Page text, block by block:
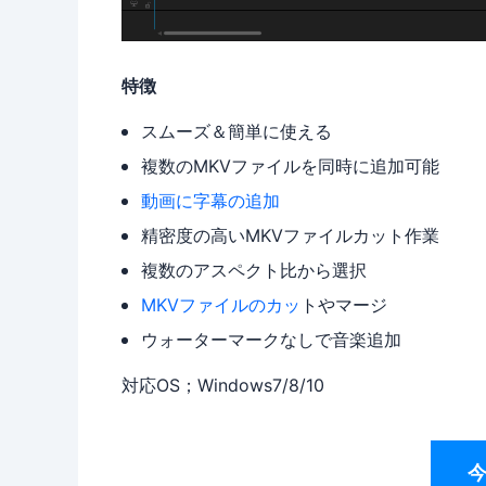
特徴
スムーズ＆簡単に使える
複数のMKVファイルを同時に追加可能
動画に字幕の追加
精密度の高いMKVファイルカット作業
複数のアスペクト比から選択
MKVファイルのカッ トやマージ
ウォーターマークなしで音楽追加
対応OS；Windows7/8/10